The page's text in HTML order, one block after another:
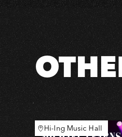
柔
情】：
拍
謝
少
年
《現
場
處
理》
Livehouse
Hi-Ing Music Hall